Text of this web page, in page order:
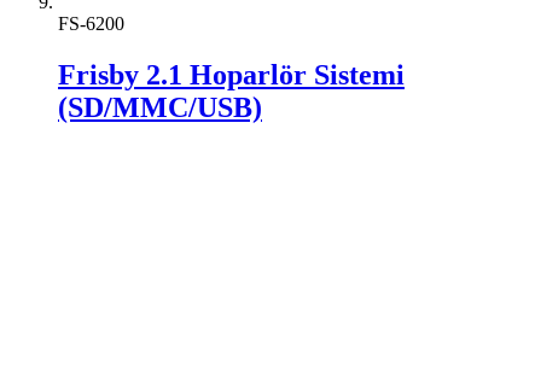
FS-6200
Frisby 2.1 Hoparlör Sistemi
(SD/MMC/USB)